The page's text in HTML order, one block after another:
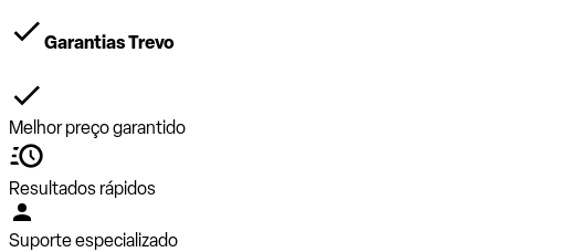
Garantias Trevo
Melhor preço garantido
Resultados rápidos
Suporte especializado